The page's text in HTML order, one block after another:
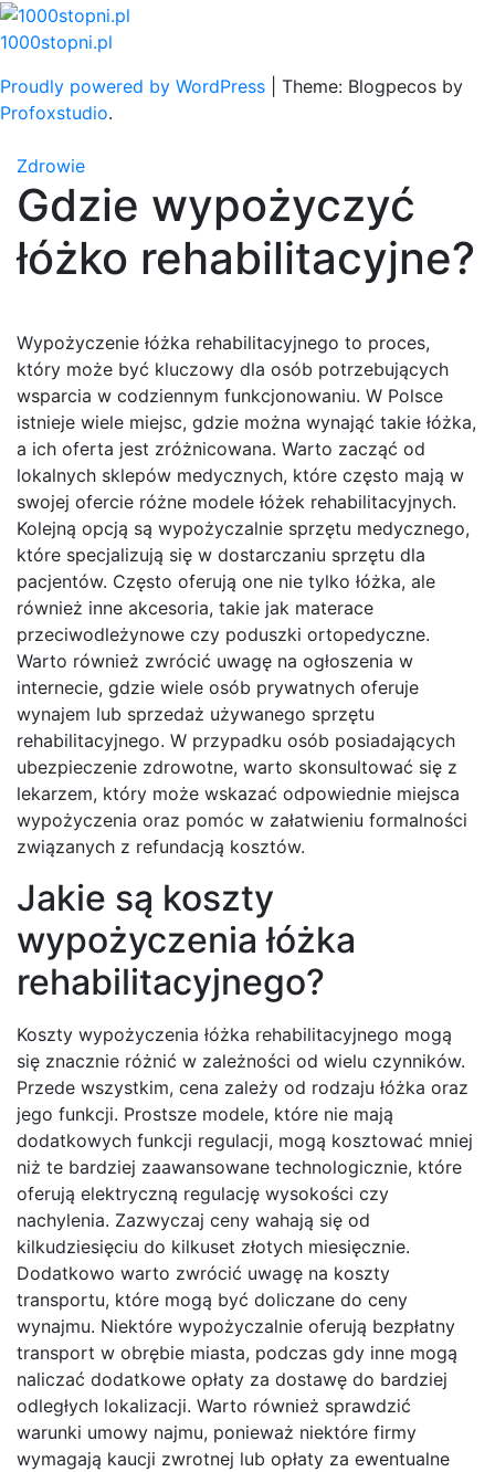
Skip
to
1000stopni.pl
Proudly powered by WordPress
Theme: Blogpecos by
Profoxstudio.
Zdrowie
Gdzie wypożyczyć
łóżko rehabilitacyjne?
Wypożyczenie łóżka rehabilitacyjnego to proces,
który może być kluczowy dla osób potrzebujących
wsparcia w codziennym funkcjonowaniu. W Polsce
istnieje wiele miejsc, gdzie można wynająć takie łóżka,
a ich oferta jest zróżnicowana. Warto zacząć od
lokalnych sklepów medycznych, które często mają w
swojej ofercie różne modele łóżek rehabilitacyjnych.
Kolejną opcją są wypożyczalnie sprzętu medycznego,
które specjalizują się w dostarczaniu sprzętu dla
pacjentów. Często oferują one nie tylko łóżka, ale
również inne akcesoria, takie jak materace
przeciwodleżynowe czy poduszki ortopedyczne.
Warto również zwrócić uwagę na ogłoszenia w
internecie, gdzie wiele osób prywatnych oferuje
wynajem lub sprzedaż używanego sprzętu
rehabilitacyjnego. W przypadku osób posiadających
ubezpieczenie zdrowotne, warto skonsultować się z
lekarzem, który może wskazać odpowiednie miejsca
wypożyczenia oraz pomóc w załatwieniu formalności
związanych z refundacją kosztów.
Jakie są koszty
wypożyczenia łóżka
rehabilitacyjnego?
Koszty wypożyczenia łóżka rehabilitacyjnego mogą
się znacznie różnić w zależności od wielu czynników.
Przede wszystkim, cena zależy od rodzaju łóżka oraz
jego funkcji. Prostsze modele, które nie mają
dodatkowych funkcji regulacji, mogą kosztować mniej
niż te bardziej zaawansowane technologicznie, które
oferują elektryczną regulację wysokości czy
nachylenia. Zazwyczaj ceny wahają się od
kilkudziesięciu do kilkuset złotych miesięcznie.
Dodatkowo warto zwrócić uwagę na koszty
transportu, które mogą być doliczane do ceny
wynajmu. Niektóre wypożyczalnie oferują bezpłatny
transport w obrębie miasta, podczas gdy inne mogą
naliczać dodatkowe opłaty za dostawę do bardziej
odległych lokalizacji. Warto również sprawdzić
warunki umowy najmu, ponieważ niektóre firmy
wymagają kaucji zwrotnej lub opłaty za ewentualne